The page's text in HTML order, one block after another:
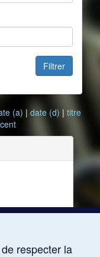
Filtrer
(a) | date (d) | titre
de respecter la